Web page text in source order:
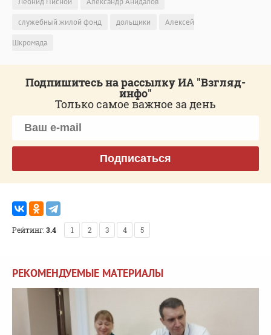
служебный жилой фонд
дольщики
Алексей
Шкромада
Подпишитесь на рассылку ИА "Взгляд-
инфо"
Только самое важное за день
Подписаться
Рейтинг:3.4 1 2 3 4 5
РЕКОМЕНДУЕМЫЕ МАТЕРИАЛЫ